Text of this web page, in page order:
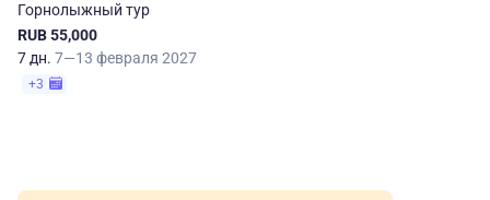
Горнолыжный тур
RUB 55,000
7 дн. 7—13 февраля 2027
+3